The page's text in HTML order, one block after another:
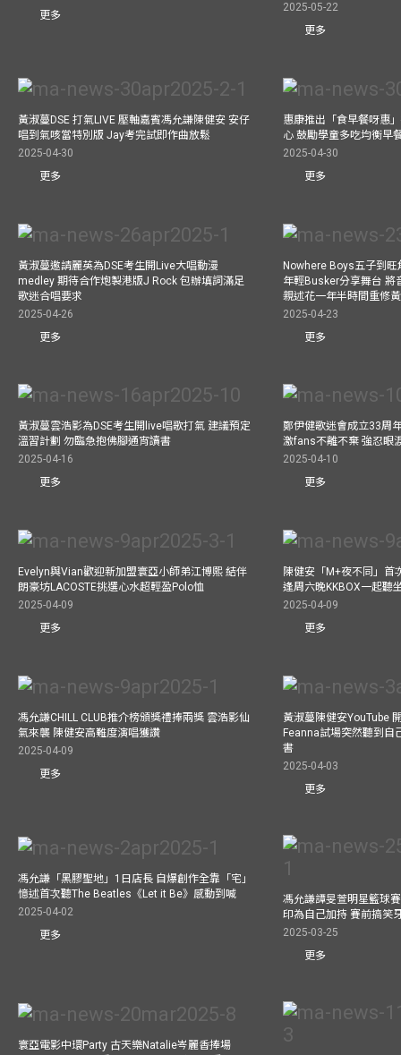
更多
2025-05-22
更多
黃淑蔓DSE 打氣LIVE 壓軸嘉賓馮允謙陳健安 安仔
唱到氣咳當特別版 Jay考完試即作曲放鬆
2025-04-30
更多
惠康推出「食早餐呀惠
心 鼓勵學童多吃均衡早
2025-04-30
更多
黃淑蔓邀請麗英為DSE考生開Live大唱動漫
medley 期待合作炮製港版J Rock 包辦填詞滿足
歌迷合唱要求
2025-04-26
更多
Nowhere Boys五子到
年輕Busker分享舞台 將
親述花一年半時間重修
2025-04-23
更多
黃淑蔓雲浩影為DSE考生開live唱歌打氣 建議預定
溫習計劃 勿臨急抱佛腳通宵讀書
2025-04-16
更多
鄭伊健歌迷會成立33周
激fans不離不棄 強忍眼
2025-04-10
更多
Evelyn與Vian歡迎新加盟寰亞小師弟江博熙 結伴
朗豪坊LACOSTE挑選心水超輕盈Polo恤
2025-04-09
更多
陳健安「M+夜不同」首
逢周六晚KKBOX一起聽
2025-04-09
更多
馮允謙CHILL CLUB推介榜頒獎禮捧兩獎 雲浩影仙
氣來襲 陳健安高難度演唱獲讚
2025-04-09
更多
黃淑蔓陳健安YouTube
Feanna試場突然聽到自
書
2025-04-03
更多
馮允謙「黑膠聖地」1日店長 自爆創作全靠「宅」
憶述首次聽The Beatles《Let it Be》感動到喊
2025-04-02
更多
馮允謙譚旻萱明星籃球
印為自己加持 賽前搞笑
2025-03-25
更多
寰亞電影中環Party 古天樂Natalie岑麗香捧場